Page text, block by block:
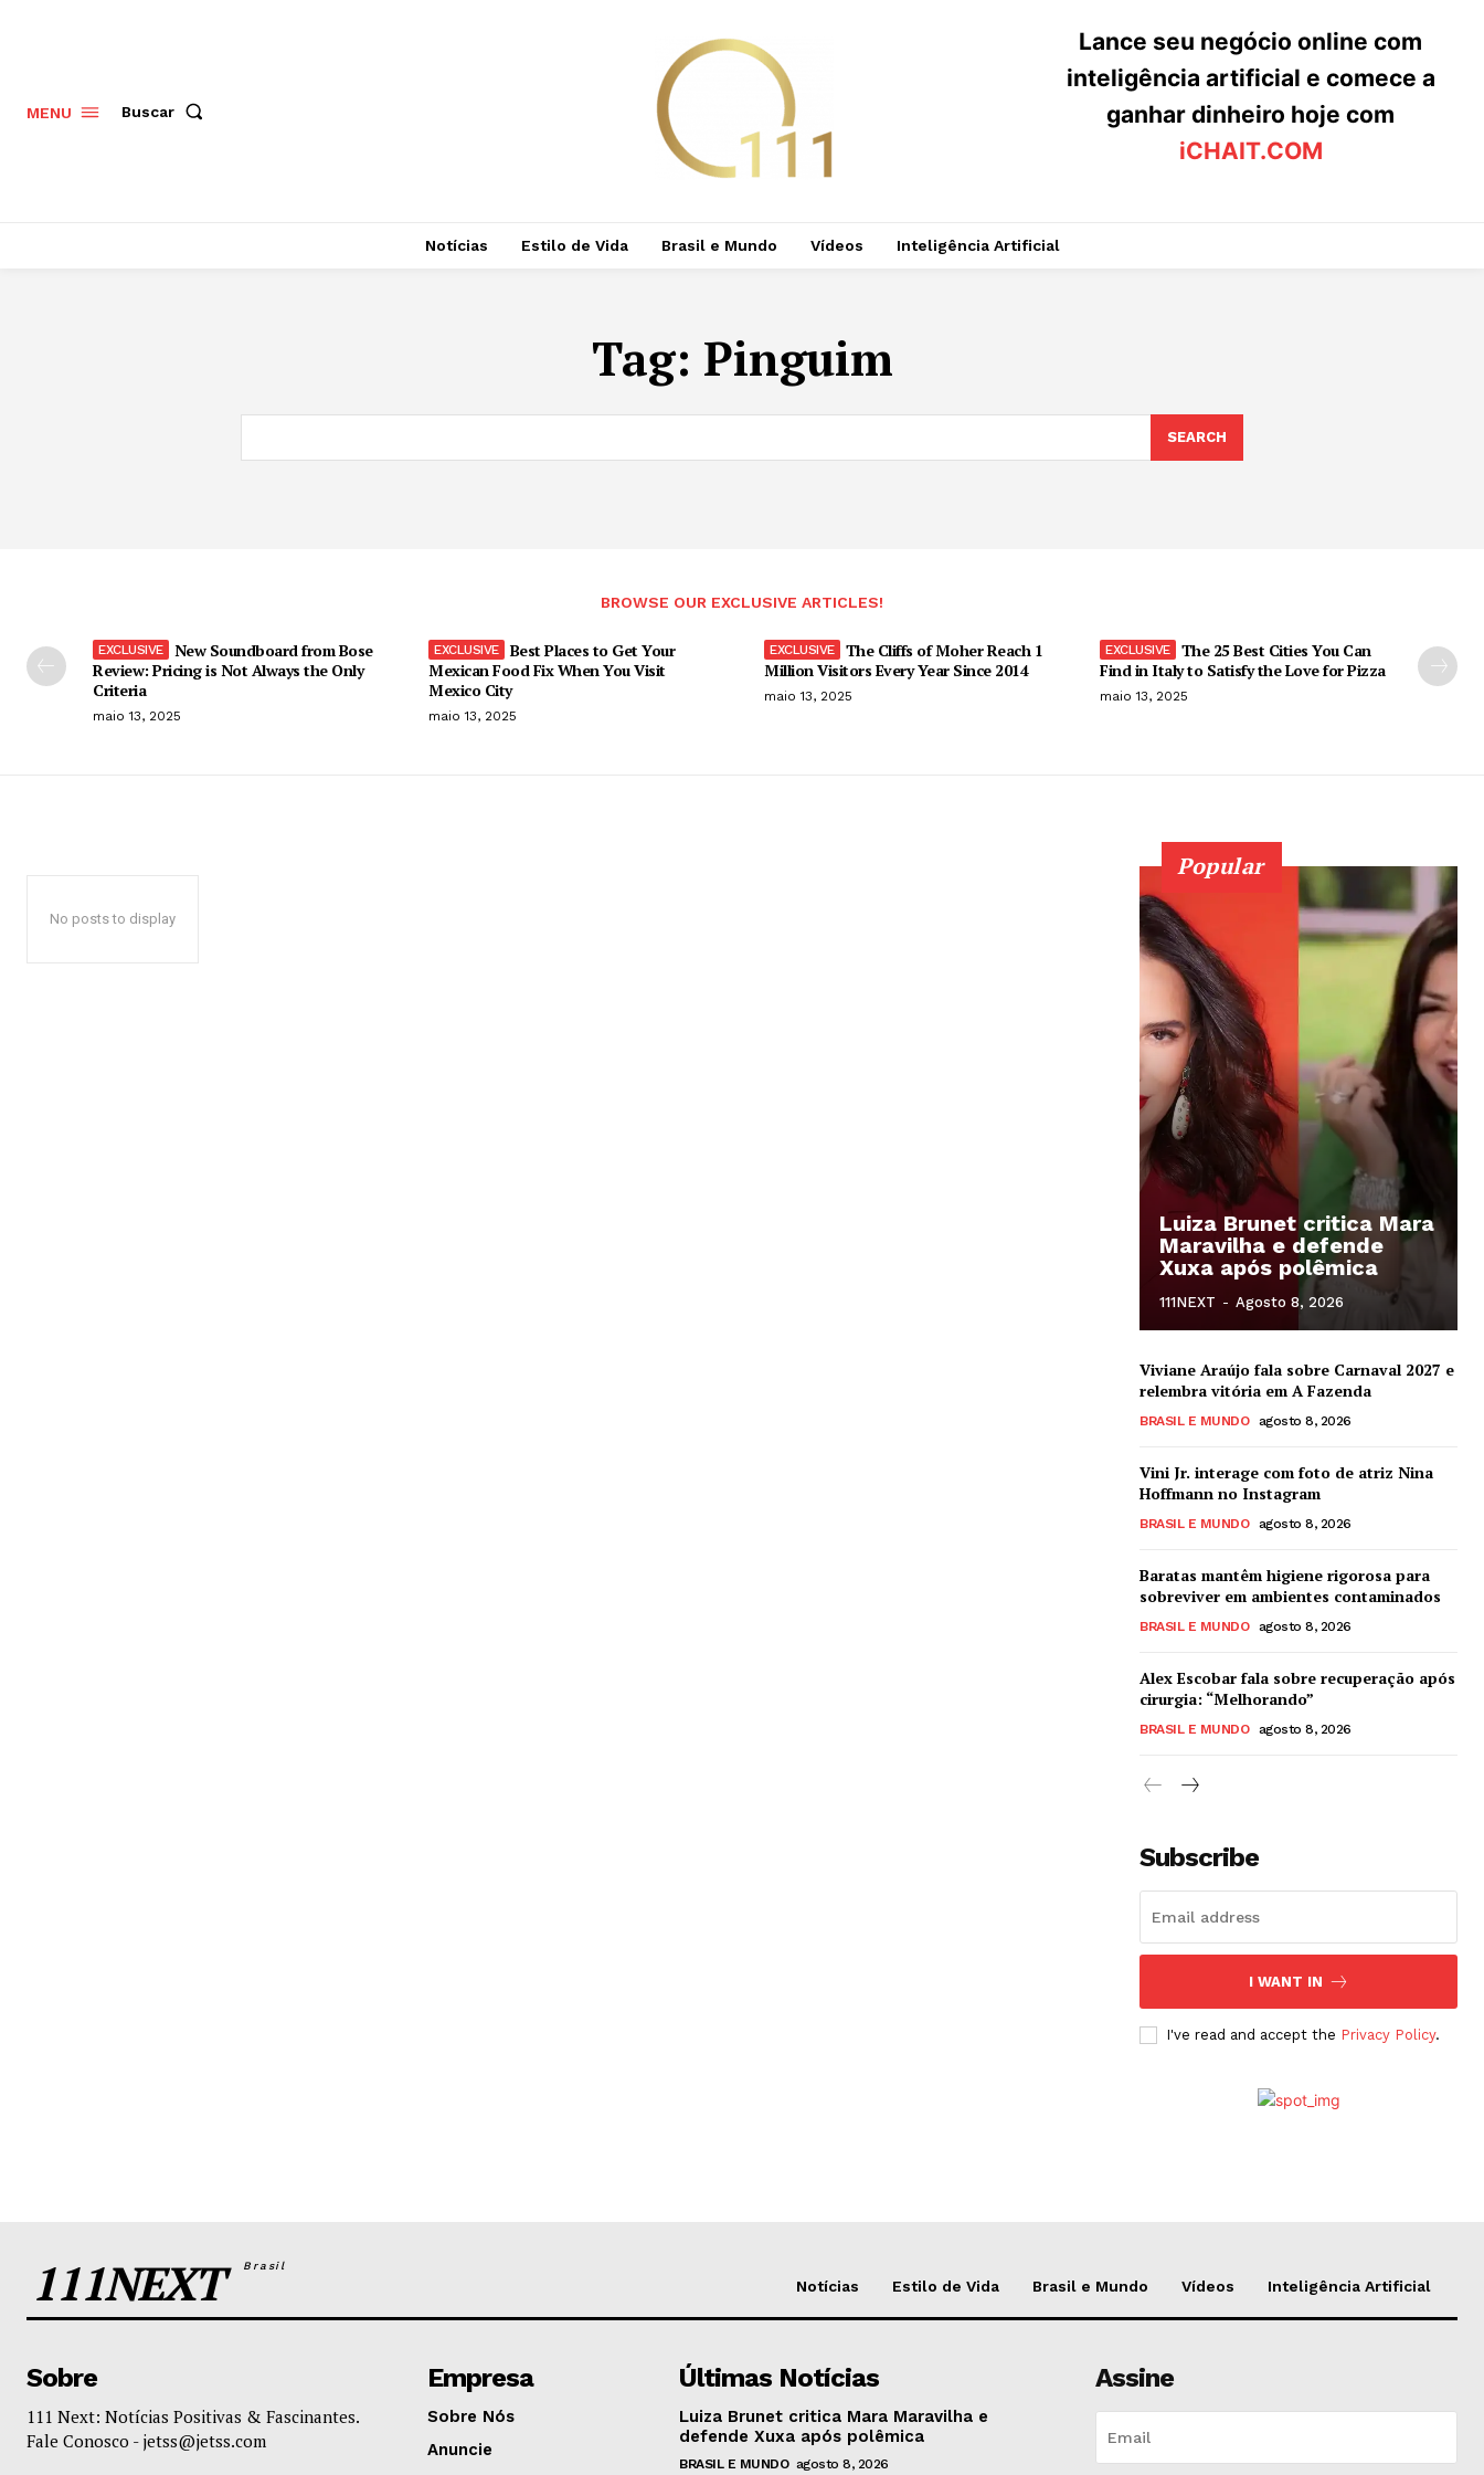
MENU Buscar
Lance seu negócio online com
inteligência artificial e comece a
ganhar dinheiro hoje com
iCHAIT.COM
Notícias Estilo de Vida Brasil e Mundo Vídeos Inteligência Artificial
Tag: Pinguim
SEARCH
BROWSE OUR EXCLUSIVE ARTICLES!
New Soundboard from Bose
Review: Pricing is Not Always the Only
Criteria
maio 13, 2025
Best Places to Get Your
Mexican Food Fix When You Visit
Mexico City
maio 13, 2025
The Cliffs of Moher Reach 1
Million Visitors Every Year Since 2014
maio 13, 2025
The 25 Best Cities You Can
Find in Italy to Satisfy the Love for Pizza
maio 13, 2025
No posts to display
Popular
Luiza Brunet critica Mara
Maravilha e defende
Xuxa após polêmica
111NEXT - Agosto 8, 2026
Viviane Araújo fala sobre Carnaval 2027 e
relembra vitória em A Fazenda
BRASIL E MUNDO agosto 8, 2026
Vini Jr. interage com foto de atriz Nina
Hoffmann no Instagram
BRASIL E MUNDO agosto 8, 2026
Baratas mantêm higiene rigorosa para
sobreviver em ambientes contaminados
BRASIL E MUNDO agosto 8, 2026
Alex Escobar fala sobre recuperação após
cirurgia: “Melhorando”
BRASIL E MUNDO agosto 8, 2026
Subscribe
I WANT IN
I've read and accept the Privacy Policy.
111NEXTBrasil
Notícias Estilo de Vida Brasil e Mundo Vídeos Inteligência Artificial
Sobre
111 Next: Notícias Positivas & Fascinantes.
Fale Conosco - jetss@jetss.com
Empresa
Sobre Nós
Anuncie
Últimas Notícias
Luiza Brunet critica Mara Maravilha e
defende Xuxa após polêmica
BRASIL E MUNDO agosto 8, 2026
Assine